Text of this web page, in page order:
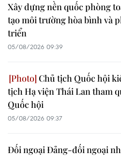
Xây dựng nền quốc phòng
tạo môi trường hòa bình và
triển
05/08/2026 09:39
Chủ tịch Quốc hội
tịch Hạ viện Thái Lan tham
Quốc hội
05/08/2026 09:37
Đối ngoại Đảng-đối ngoại